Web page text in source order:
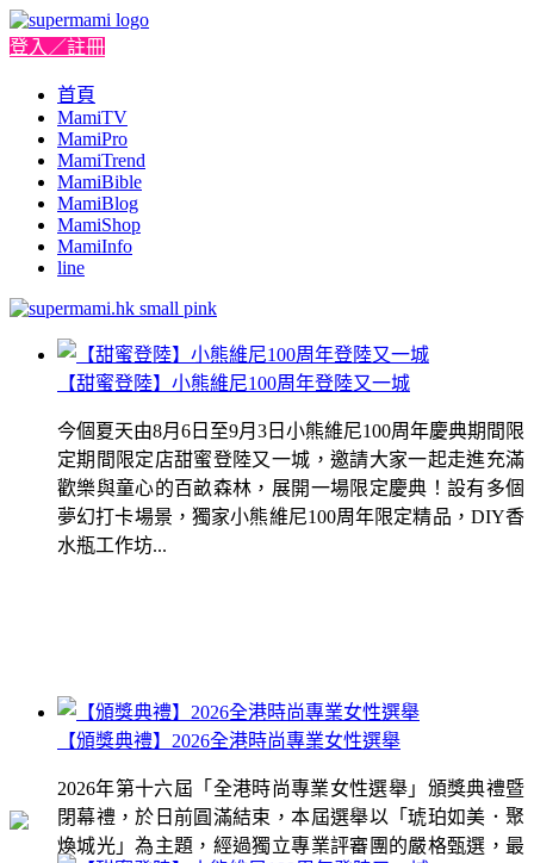
登入／註冊
首頁
MamiTV
MamiPro
MamiTrend
MamiBible
MamiBlog
MamiShop
MamiInfo
line
【甜蜜登陸】小熊維尼100周年登陸又一城
今個夏天由8月6日至9月3日小熊維尼100周年慶典期間限
定期間限定店甜蜜登陸又一城，邀請大家一起走進充滿
歡樂與童心的百畝森林，展開一場限定慶典！設有多個
夢幻打卡場景，獨家小熊維尼100周年限定精品，DIY香
水瓶工作坊...
【頒獎典禮】2026全港時尚專業女性選舉
2026年第十六屆「全港時尚專業女性選舉」頒獎典禮暨
閉幕禮，於日前圓滿結束，本屆選舉以「琥珀如美．聚
煥城光」為主題，經過獨立專業評審團的嚴格甄選，最